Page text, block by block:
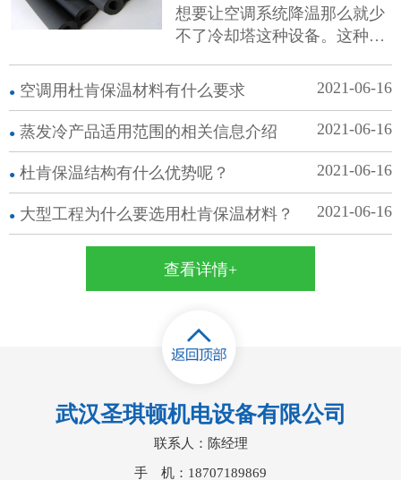
想要让空调系统降温那么就少
不了冷却塔这种设备。这种产
纺织等地方。在这些地方都是
不可少的，为了让更多的朋友
了解它，下面带领大家一起看
看它的作用。..
2021-06-16
空调用杜肯保温​材料有什么要求
2021-06-16
蒸发冷​产品适用范围的相关信息介绍
2021-06-16
杜肯保温​结构有什么优势呢？
2021-06-16
大型工程为什么要选用杜肯保温材料？
查看详情+
武汉圣琪顿机电设备有限公司
联系人：陈经理
手 机：18707189869